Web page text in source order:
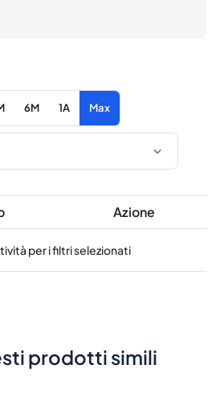
6M 1A Max
Azione
per i filtri selezionati
prodotti simili